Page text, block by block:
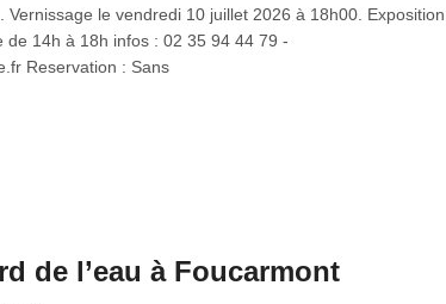
Vernissage le vendredi 10 juillet 2026 à 18h00. Exposition
14h à 18h infos : 02 35 94 44 79 -
Reservation : Sans
de l’eau à Foucarmont